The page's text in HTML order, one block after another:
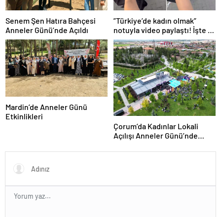
Senem Şen Hatıra Bahçesi
Anneler Günü’nde Açıldı
”Türkiye’de kadın olmak”
notuyla video paylaştı! İşte 14
saniyede yaşananlar
Mardin’de Anneler Günü
Etkinlikleri
Çorum’da Kadınlar Lokali
Açılışı Anneler Günü’nde